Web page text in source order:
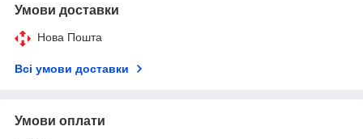
Умови доставки
Нова Пошта
Всі умови доставки
Умови оплати